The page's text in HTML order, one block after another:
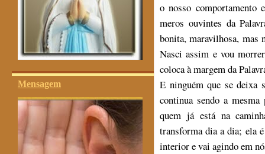
Mensagem
o nosso comportamento
meros ouvintes da
bonita, maravilhosa, mas
Nasci assim e vou
coloca à margem da
E ninguém que se deixa
continua sendo a
quem já está na
transforma dia a dia; ela
interior e vai agindo em